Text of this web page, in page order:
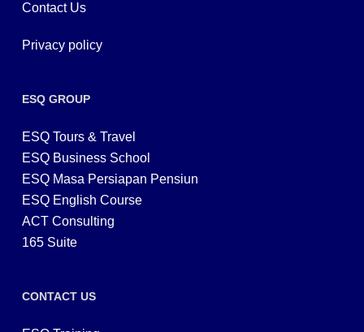
Contact Us
Privacy policy
ESQ GROUP
ESQ Tours & Travel
ESQ Business School
ESQ Masa Persiapan Pensiun
ESQ English Course
ACT Consulting
165 Suite
CONTACT US